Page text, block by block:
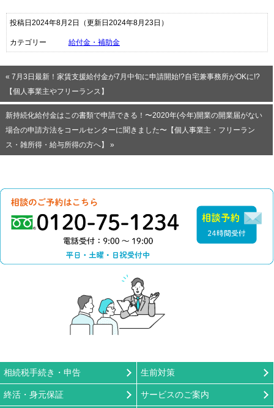
投稿日2024年8月2日 （更新日2024年8月23日）
カテゴリー 給付金・補助金
« 7月3日最新！家賃支援給付金が7月中旬に申請開始!?自宅兼事務所がOKに!?
【個人事業主やフリーランス】
新持続化給付金はこの書類で申請できる！〜2020年(今年)開業の開業届がない
場合の申請方法をコールセンターに聞きました〜【個人事業主・フリーラン
ス・雑所得・給与所得の方へ】 »
0120-75-1234（電
相続税手続き・申告 生前対策
終活・身元保証 サービスのご案内